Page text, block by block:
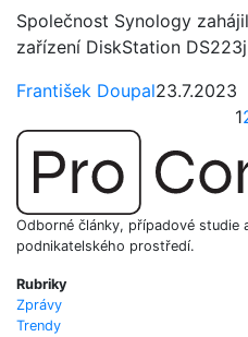
Společnost Synology
zařízení DiskStation
František Doupal23.7.2023
1
Odborné články, případové studie
podnikatelského prostředí.
Rubriky
Zprávy
Trendy